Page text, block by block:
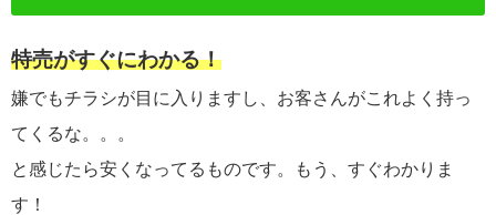
特売がすぐにわかる！
嫌でもチラシが目に入りますし、お客さんがこれよく持っ
てくるな。。。
と感じたら安くなってるものです。もう、すぐわかりま
す！